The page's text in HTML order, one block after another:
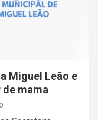
Miguel Leão e
mama